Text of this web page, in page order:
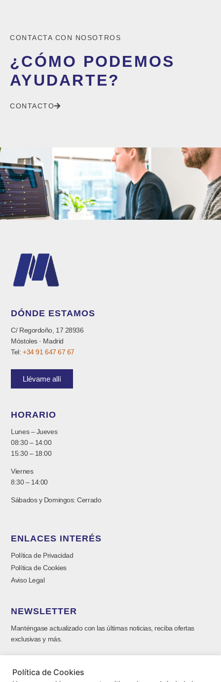
CONTACTA CON NOSOTROS
¿CÓMO PODEMOS
AYUDARTE?
CONTACTO
DÓNDE ESTAMOS
C/ Regordoño, 17 28936
Móstoles · Madrid
Tel:+34 91 647 67 67
Llévame allí
HORARIO
Lunes – Jueves
08:30 – 14:00
15:30 – 18:00
Viernes
8:30 – 14:00
Sábados y Domingos: Cerrado
ENLACES INTERÉS
Política de Privacidad
Política de Cookies
Aviso Legal
NEWSLETTER
Manténgase actualizado con las últimas noticias, reciba ofertas
exclusivas y más.
Política de Cookies